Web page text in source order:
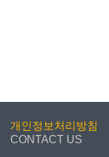
개인정보처리방침
CONTACT US